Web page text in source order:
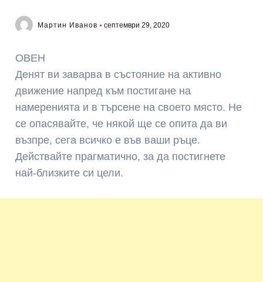
Мартин Иванов септември 29, 2020
ОВЕН
Денят ви заварва в състояние на активно
движение напред към постигане на
намеренията и в търсене на своето място. Не
се опасявайте, че някой ще се опита да ви
възпре, сега всичко е във ваши ръце.
Действайте прагматично, за да постигнете
най-близките си цели.